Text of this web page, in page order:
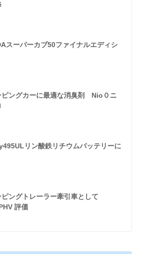
スーパーカブ50ファイナルエディシ
ピングカーに最適な消臭剤 Nio０ニ
リン酸鉄リチウムバッテリーに
ピングトレーラー牽引車として
評価